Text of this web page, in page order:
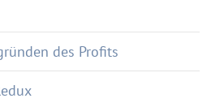
des Profits